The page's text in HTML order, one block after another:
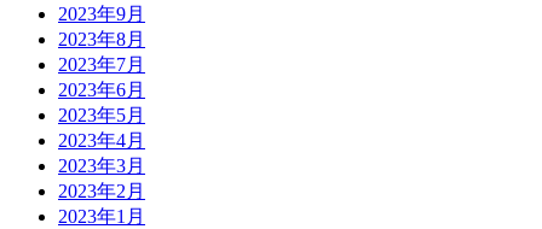
2023年9月
2023年8月
2023年7月
2023年6月
2023年5月
2023年4月
2023年3月
2023年2月
2023年1月